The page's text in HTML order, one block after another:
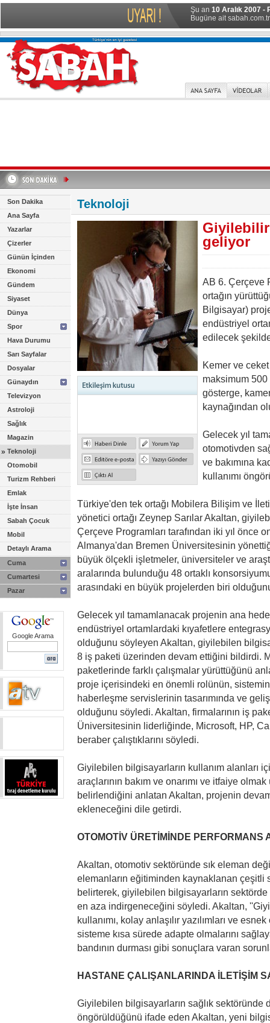
Şu an 10 Aralık 2007 -
Bugüne ait
Son Dakika
Ana Sayfa
Yazarlar
Çizerler
Günün İçinden
Ekonomi
Gündem
Siyaset
Dünya
Spor
Hava Durumu
Sarı Sayfalar
Dosyalar
Günaydın
Televizyon
Astroloji
Sağlık
Magazin
» Teknoloji
Otomobil
Turizm Rehberi
Emlak
İşte İnsan
Sabah Çocuk
Mobil
Detaylı Arama
Cuma
Cumartesi
Pazar
Google Arama
Teknoloji
geliyor
AB 6. Çerçeve
ortağın
Bilgisayar)
endüstriyel
edilecek
Kemer ve
maksimum 500
gösterge,
kaynağından
Gelecek yıl
otomotivden
ve bakımına
kullanımı
Türkiye'den tek ortağı Mobilera Bilişim ve
yönetici ortağı Zeynep Sarılar Akaltan,
Çerçeve Programları tarafından iki yıl önce
Almanya'dan Bremen Üniversitesinin
büyük ölçekli işletmeler, üniversiteler ve
aralarında bulunduğu 48 ortaklı
arasındaki en büyük projelerden biri
Gelecek yıl tamamlanacak projenin ana
endüstriyel ortamlardaki kıyafetlere
olduğunu söyleyen Akaltan, giyilebilen
8 iş paketi üzerinden devam ettiğini bildirdi.
paketlerinde farklı çalışmalar yürüttüğünü
proje içerisindeki en önemli rolünün,
haberleşme servislerinin tasarımında ve
olduğunu söyledi. Akaltan, firmalarının iş
Üniversitesinin liderliğinde, Microsoft, HP,
beraber çalıştıklarını söyledi.
Giyilebilen bilgisayarların kullanım alanları
araçlarının bakım ve onarımı ve itfaiye
belirlendiğini anlatan Akaltan, projenin
ekleneceğini dile getirdi.
OTOMOTİV ÜRETİMİNDE PERFORMANS
Akaltan, otomotiv sektöründe sık eleman
elemanların eğitiminden kaynaklanan çeşitli
belirterek, giyilebilen bilgisayarların sektörde
en aza indirgeneceğini söyledi. Akaltan,
kullanımı, kolay anlaşılır yazılımları ve
sisteme kısa sürede adapte olmalarını
bandının durması gibi sonuçlara varan
HASTANE ÇALIŞANLARINDA İLETİŞİM
Giyilebilen bilgisayarların sağlık sektöründe
öngörüldüğünü ifade eden Akaltan, yeni